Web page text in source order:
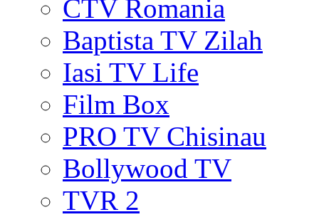
CTV Romania
Baptista TV Zilah
Iasi TV Life
Film Box
PRO TV Chisinau
Bollywood TV
TVR 2